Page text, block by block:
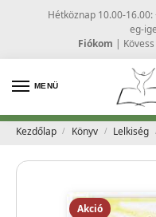
Hétköznap 10.00-
eg-
Fiókom |
MENÜ
Kezdőlap / Könyv / Lelkiség
Akció